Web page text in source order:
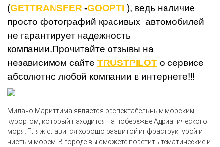
(GETTRANSFER -GOOPTI ), ведь наличие
просто фотографий красивых автомобилей
не гарантирует надежность
компании.Прочитайте отзывы на
независимом сайте TRUSTPILOT о сервисе
абсолютно любой компании в интернете!!!
Милано Мариттима является респектабельным морским
курортом, который находится на побережье Адриатического
моря. Пляж славится хорошо развитой инфраструктурой и
чистым морем. В городе вы сможете посетить тематические и